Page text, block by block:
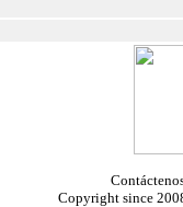
Copyright since